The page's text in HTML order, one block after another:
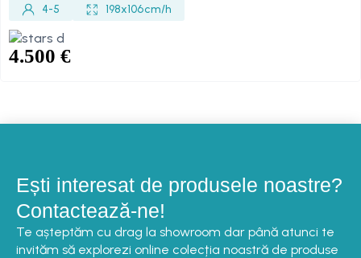
4-5 198 x 106 cm/h
4.500 €
Ești interesat de produsele noastre?
Contactează-ne!
Te așteptăm cu drag la showroom dar până atunci te
invităm să explorezi online colecția noastră de produse